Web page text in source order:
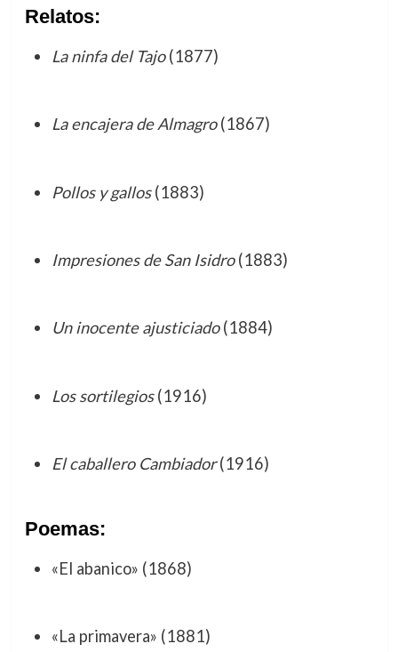
Relatos:
La ninfa del Tajo(1877)
La encajera de Almagro(1867)
Pollos y gallos(1883)
Impresiones de San Isidro(1883)
Un inocente ajusticiado(1884)
Los sortilegios(1916)
El caballero Cambiador(1916)
Poemas:
«El abanico» (1868)
«La primavera» (1881)